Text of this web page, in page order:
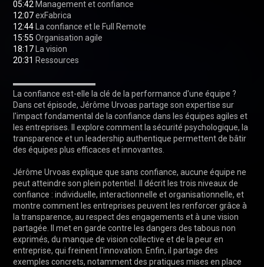
05:42
12:07
12:44
15:55
18:17
20:31 Ressources
▬▬▬▬▬▬▬▬▬▬
La confiance est-elle la clé de la performance d'une équipe ?
Dans cet épisode, Jérôme Urvoas partage son expertise sur
l'impact fondamental de la confiance dans les équipes agiles et
les entreprises. Il explore comment la sécurité psychologique, la
transparence et un leadership authentique permettent de bâtir
des équipes plus efficaces et innovantes.
Jérôme Urvoas explique que sans confiance, aucune équipe ne
peut atteindre son plein potentiel. Il décrit les trois niveaux de
confiance : individuelle, interactionnelle et organisationnelle, et
montre comment les entreprises peuvent les renforcer grâce à
la transparence, au respect des engagements et à une vision
partagée. Il met en garde contre les dangers des tabous non
exprimés, du manque de vision collective et de la peur en
entreprise, qui freinent l'innovation. Enfin, il partage des
exemples concrets, notamment des pratiques mises en place